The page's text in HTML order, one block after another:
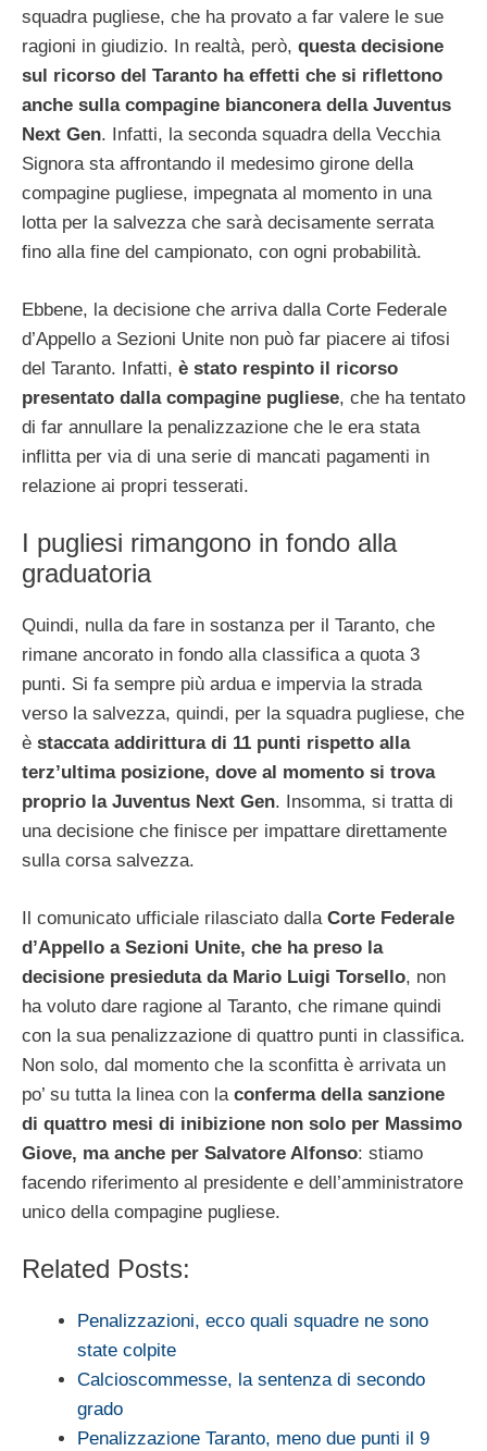
squadra pugliese, che ha provato a far valere le sue
ragioni in giudizio. In realtà, però, questa decisione
sul ricorso del Taranto ha effetti che si riflettono
anche sulla compagine bianconera della Juventus
Next Gen. Infatti, la seconda squadra della Vecchia
Signora sta affrontando il medesimo girone della
compagine pugliese, impegnata al momento in una
lotta per la salvezza che sarà decisamente serrata
fino alla fine del campionato, con ogni probabilità.
Ebbene, la decisione che arriva dalla Corte Federale
d’Appello a Sezioni Unite non può far piacere ai tifosi
del Taranto. Infatti, è stato respinto il ricorso
presentato dalla compagine pugliese, che ha tentato
di far annullare la penalizzazione che le era stata
inflitta per via di una serie di mancati pagamenti in
relazione ai propri tesserati.
I pugliesi rimangono in fondo alla
graduatoria
Quindi, nulla da fare in sostanza per il Taranto, che
rimane ancorato in fondo alla classifica a quota 3
punti. Si fa sempre più ardua e impervia la strada
verso la salvezza, quindi, per la squadra pugliese, che
è staccata addirittura di 11 punti rispetto alla
terz’ultima posizione, dove al momento si trova
proprio la Juventus Next Gen. Insomma, si tratta di
una decisione che finisce per impattare direttamente
sulla corsa salvezza.
Il comunicato ufficiale rilasciato dalla Corte Federale
d’Appello a Sezioni Unite, che ha preso la
decisione presieduta da Mario Luigi Torsello, non
ha voluto dare ragione al Taranto, che rimane quindi
con la sua penalizzazione di quattro punti in classifica.
Non solo, dal momento che la sconfitta è arrivata un
po’ su tutta la linea con la conferma della sanzione
di quattro mesi di inibizione non solo per Massimo
Giove, ma anche per Salvatore Alfonso: stiamo
facendo riferimento al presidente e dell’amministratore
unico della compagine pugliese.
Related Posts:
Penalizzazioni, ecco quali squadre ne sono
state colpite
Calcioscommesse, la sentenza di secondo
grado
Penalizzazione Taranto, meno due punti il 9